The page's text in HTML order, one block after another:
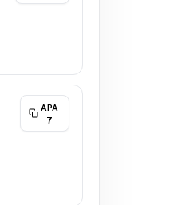
APA
7